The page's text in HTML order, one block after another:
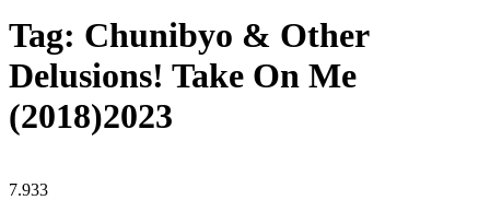
Tag: Chunibyo & Other
Delusions! Take On Me
(2018)2023
7.933